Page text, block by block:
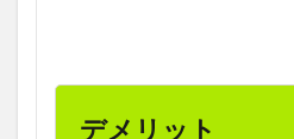
デメリット